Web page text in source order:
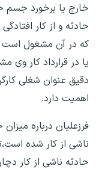
خارج یا برخورد جسم
حادثه و از کار
که در آن مشغول است
یا در قرارداد کار
دقیق عنوان شغلی
اهمیت دارد.
فرزعلیان درباره
ناشی از کار شده
حادثه ناشی از کار